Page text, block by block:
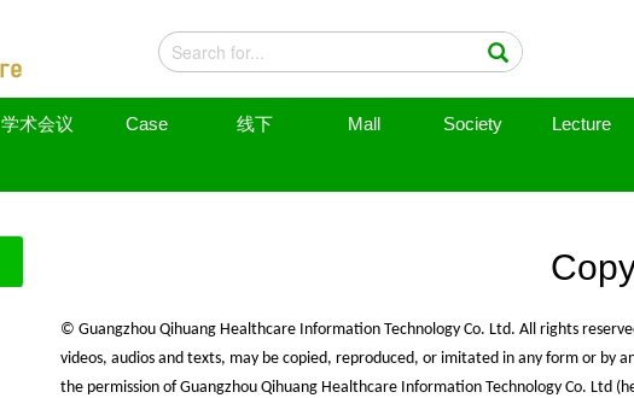
学术会议 Case 线下 Mall Society Lecture
© Guangzhou Qihuang Healthcare Information Technology Co. Ltd. All rights
videos, audios and texts, may be copied, reproduced, or imitated in any form or
the permission of Guangzhou Qihuang Healthcare Information Technology Co. Ltd